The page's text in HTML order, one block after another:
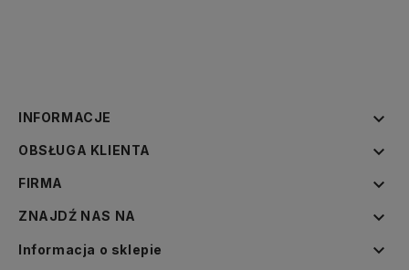
INFORMACJE 
OBSŁUGA KLIENTA 
FIRMA 
ZNAJDŹ NAS NA 
Informacja o sklepie 